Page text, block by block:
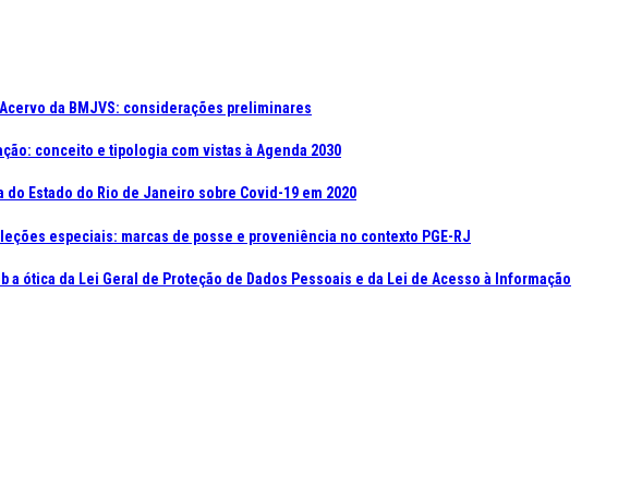
da BMJVS: considerações preliminares
conceito e tipologia com vistas à Agenda 2030
Estado do Rio de Janeiro sobre Covid-19 em 2020
especiais: marcas de posse e proveniência no contexto PGE-RJ
ótica da Lei Geral de Proteção de Dados Pessoais e da Lei de Acesso à Informação